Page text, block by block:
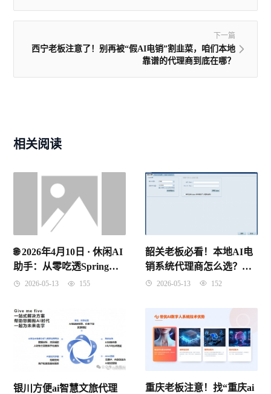
下一篇
西宁老板注意了！别再被“假AI电销”割韭菜，咱们本地
靠谱的代理商到底在哪？
相关阅读
🌐 2026年4月10日 · 休闲AI
助手：从零吃透Spring
IoC控制反转，理解原理
2026-05-13 155
韶关老板必看！本地AI电
销系统代理商怎么选？别
再被“假智能”割韭菜了！
2026-05-13 152
银川方便ai智慧文旅代理
重庆老板注意！找“重庆ai